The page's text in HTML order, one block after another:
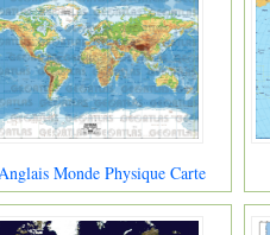
Monde Physique Carte